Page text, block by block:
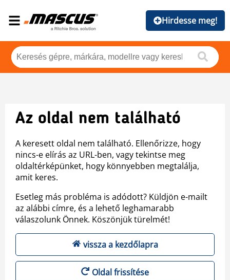
Hirdesse meg!
Az oldal nem található
A keresett oldal nem található. Ellenőrizze, hogy
nincs-e elírás az URL-ben, vagy tekintse meg
oldaltérképünket, hogy könnyebben megtalálja,
amit keres.
Esetleg más probléma is adódott? Küldjön e-mailt
az alábbi címre, és a lehető leghamarabb
válaszolunk Önnek. Köszönjük türelmét!
vissza a kezdőlapra
Oldal frissítése